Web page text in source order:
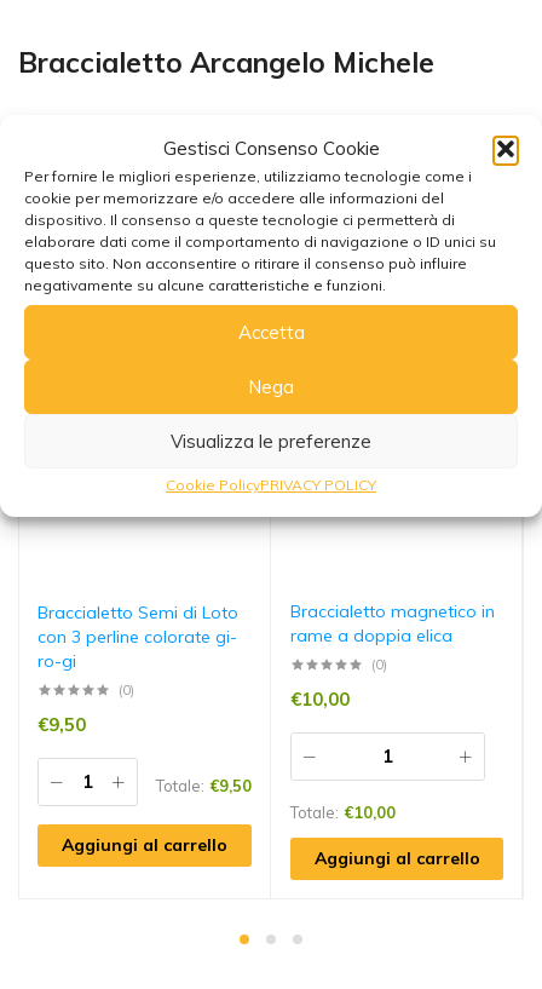
Gestisci Consenso Cookie
Per fornire le migliori esperienze, utilizziamo tecnologie come i
cookie per memorizzare e/o accedere alle informazioni del
dispositivo. Il consenso a queste tecnologie ci permetterà di
elaborare dati come il comportamento di navigazione o ID unici su
questo sito. Non acconsentire o ritirare il consenso può influire
negativamente su alcune caratteristiche e funzioni.
Accetta
Nega
Visualizza le preferenze
Cookie PolicyPRIVACY POLICY
Braccialetto Arcangelo Michele
Potrebbe interessarti anche
Braccialetto Semi di Loto
con 3 perline colorate gi-
ro-gi
(0)
€9,50
Totale: €9,50
Aggiungi al carrello
Braccialetto magnetico in
rame a doppia elica
(0)
€10,00
Totale: €10,00
Aggiungi al carrello